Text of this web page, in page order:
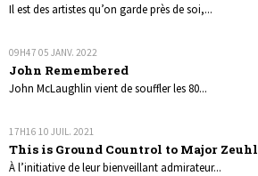
Il est des artistes qu’on garde près de soi,...
09H47 05 JANV. 2022
John Remembered
John McLaughlin vient de souffler les 80...
17H16 10 JUIL. 2021
This is Ground Countrol to Major Zeuhl
À l’initiative de leur bienveillant admirateur...